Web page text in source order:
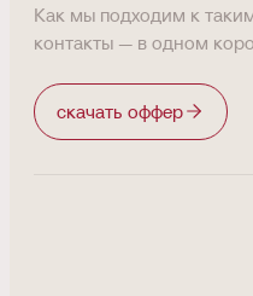
Как мы подходим к
контакты — в одном
скачать оффер